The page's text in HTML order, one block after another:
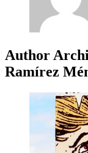
Author
Ramírez